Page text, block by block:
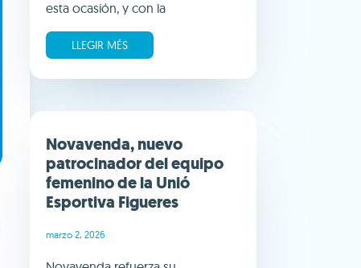
esta ocasión, y con la
LLEGIR MÉS
Novavenda, nuevo
patrocinador del equipo
femenino de la Unió
Esportiva Figueres
marzo 2, 2026